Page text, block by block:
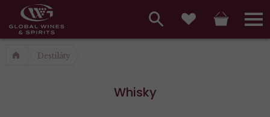
Hlavní
menu,
košík,Destiláty
Whisky